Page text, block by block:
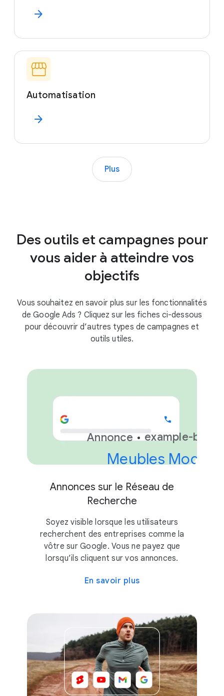
arrow_forward
Automatisation
arrow_forward
Plus
Des outils et campagnes pour
vous aider à atteindre vos
objectifs
Vous souhaitez en savoir plus sur les fonctionnalités
de Google Ads ? Cliquez sur les fiches ci-dessous
pour découvrir d’autres types de campagnes et
outils utiles.
Annonce example-
Meubles
Annonces sur le Réseau de
Recherche
Soyez visible lorsque les utilisateurs
recherchent des entreprises comme la
vôtre sur Google. Vous ne payez que
lorsqu’ils cliquent sur vos annonces.
En savoir plus